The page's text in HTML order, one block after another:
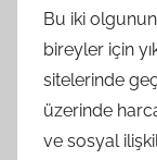
Bu iki
bireyler için
sitelerinde
üzerinde
ve sosyal